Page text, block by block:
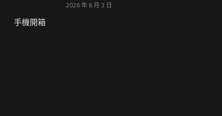
2026 年 8 月 3 日
手機開箱